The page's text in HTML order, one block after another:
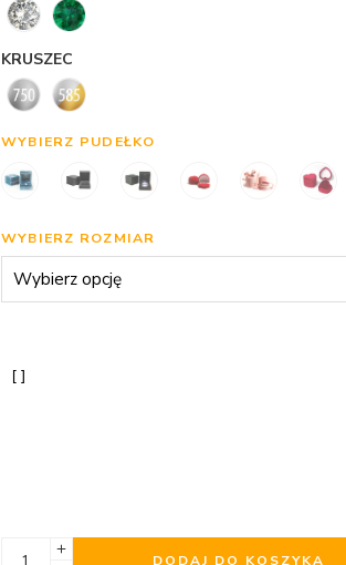
KRUSZEC
WYBIERZ PUDEŁKO
WYBIERZ ROZMIAR
DODAJ DO KOSZYKA